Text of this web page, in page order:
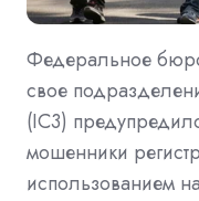
Федеральное
свое
(IC3)
мошенники
использованием